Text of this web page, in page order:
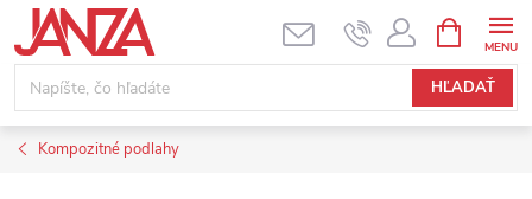
Prejsť na obsah
HĽADAŤ
Kompozitné podlahy